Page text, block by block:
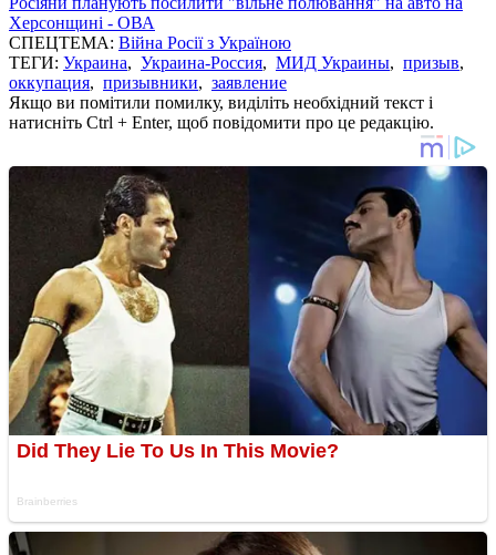
Херсонщині - ОВА
СПЕЦТЕМА: Війна Росії з Україною
ТЕГИ: Украина, Украина-Россия, МИД Украины, призыв,
оккупация, призывники, заявление
Якщо ви помітили помилку, виділіть необхідний текст і
натисніть Ctrl + Enter, щоб повідомити про це редакцію.